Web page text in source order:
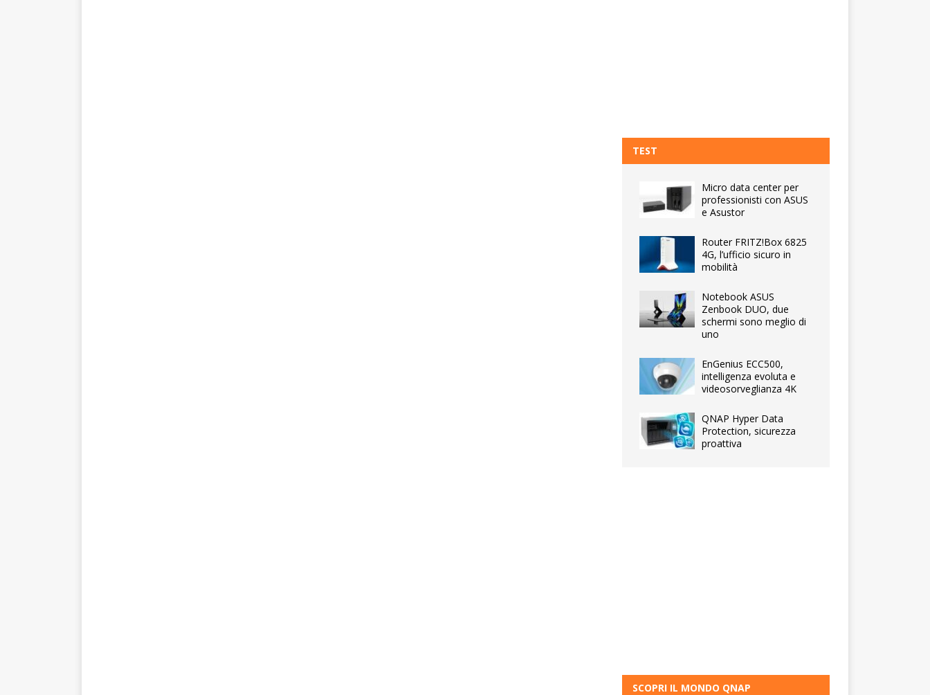
TEST
Micro data center per
professionisti con ASUS
e Asustor
Router FRITZ!Box 6825
4G, l’ufficio sicuro in
mobilità
Notebook ASUS
Zenbook DUO, due
schermi sono meglio di
uno
EnGenius ECC500,
intelligenza evoluta e
videosorveglianza 4K
QNAP Hyper Data
Protection, sicurezza
proattiva
SCOPRI IL MONDO QNAP